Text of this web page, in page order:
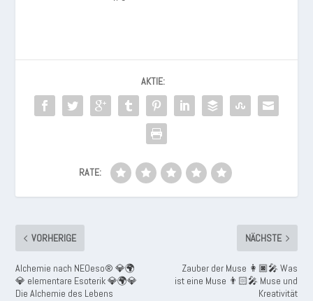
AKTIE:
RATE:
VORHERIGE
Alchemie nach NEOeso® 💎🌍
💎 elementare Esoterik 💎🌍💎
Die Alchemie des Lebens
NÄCHSTE
Zauber der Muse 👩🏿‍🎤 Was
ist eine Muse 👨🏻‍🎤 Muse und
Kreativität